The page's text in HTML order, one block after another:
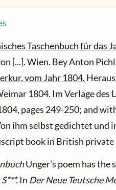
Taschenbuch für das
[...]. Wien. Bey Anton
vom Jahr 1804.
1804. Im Verlage des
pages 249-250; and
ihm selbst gedichtet und
book in British private
Unger's poem has the
In Der Neue Teutsche